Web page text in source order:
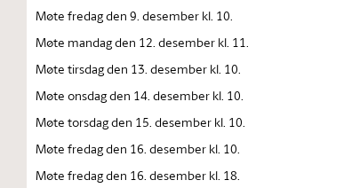
Møte fredag den 9. desember kl. 10.
Møte mandag den 12. desember kl. 11.
Møte tirsdag den 13. desember kl. 10.
Møte onsdag den 14. desember kl. 10.
Møte torsdag den 15. desember kl. 10.
Møte fredag den 16. desember kl. 10.
Møte fredag den 16. desember kl. 18.